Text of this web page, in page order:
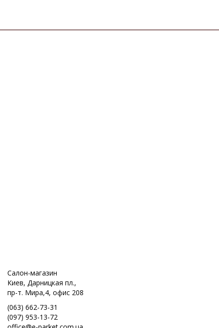
Салон-магазин
Киев, Дарницкая пл.,
пр-т. Мира,4, офис 208
(063) 662-73-31
(097) 953-13-72